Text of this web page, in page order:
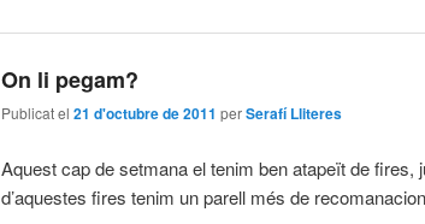
On li pegam?
Publicat el21 d'octubre de 2011 perSerafí Lliteres
Aquest cap de setmana el tenim ben atapeït de fires,
d’aquestes fires tenim un parell més de